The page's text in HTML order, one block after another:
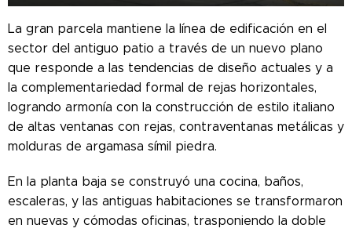
La gran parcela mantiene la línea de edificación en el
sector del antiguo patio a través de un nuevo plano
que responde a las tendencias de diseño actuales y a
la complementariedad formal de rejas horizontales,
logrando armonía con la construcción de estilo italiano
de altas ventanas con rejas, contraventanas metálicas y
molduras de argamasa símil piedra.
En la planta baja se construyó una cocina, baños,
escaleras, y las antiguas habitaciones se transformaron
en nuevas y cómodas oficinas, trasponiendo la doble